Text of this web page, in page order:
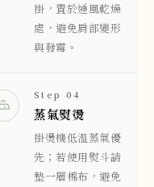
掛，置於通風乾燥
處，避免肩部變形
與發霉。
Step 04
蒸氣熨燙
掛燙機低溫蒸氣優
先；若使用熨斗請
墊一層棉布，避免